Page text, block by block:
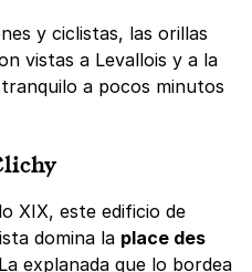
y ciclistas, las orillas
vistas a Levallois y a la
a pocos minutos
XIX, este edificio de
domina la place des
explanada que lo bordea